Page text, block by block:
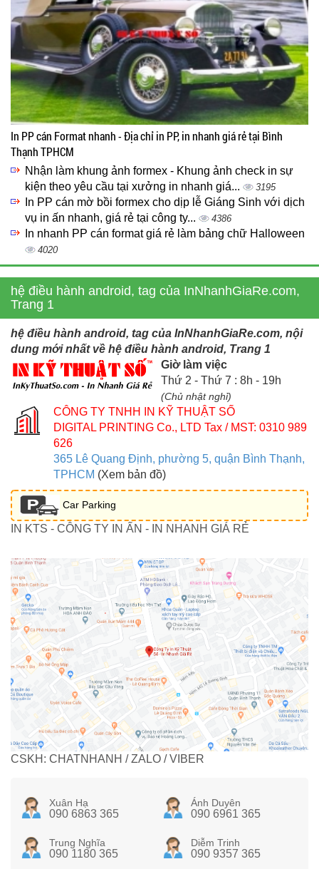
In PP cán Format nhanh - Địa chỉ in PP, in nhanh giá rẻ tại Bình
Thạnh TPHCM
Nhận làm khung ảnh formex - Khung ảnh check in sự
kiện theo yêu cầu tại xưởng in nhanh giá...
3195
In PP cán mờ bồi formex cho dịp lễ Giáng Sinh với dịch
vụ in ấn nhanh, giá rẻ tại công ty...
4386
In nhanh PP cán format giá rẻ làm bảng chữ Halloween
4020
hệ điều hành android, tag của InNhanhGiaRe.com,
Trang 1
hệ điều hành android, tag của InNhanhGiaRe.com, nội
dung mới nhất về hệ điều hành android, Trang 1
Giờ làm việc
Thứ 2 - Thứ 7 : 8h - 19h
(Chủ nhật nghỉ)
CÔNG TY TNHH IN KỸ THUẬT SỐ
DIGITAL PRINTING Co., LTD Tax / MST: 0310 989
626
365 Lê Quang Định, phường 5, quận Bình Thạnh,
TPHCM (Xem bản đồ)
Car Parking
IN KTS - CÔNG TY IN ẤN - IN NHANH GIÁ RẺ
CSKH: CHATNHANH / ZALO / VIBER
Xuân Hạ
090 6863 365
Ánh Duyên
090 6961 365
Trung Nghĩa
090 1180 365
Diễm Trinh
090 9357 365